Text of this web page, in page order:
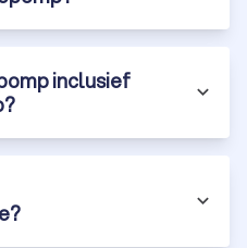
Een betrouwbare
advies over het periodieke
Dit omvat regelmatige
andere
inclusief